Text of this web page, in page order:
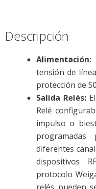
Descripción
Alimentación:
tensión de
protección de
Salida Relés:El
Relé
impulso o
diferentes
dispositivos
protocolo
relés pueden